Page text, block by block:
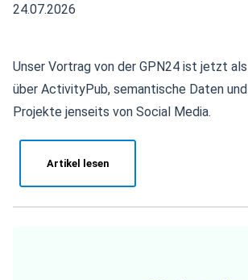
24.07.2026
Unser Vortrag von der GPN24 ist jetzt
über ActivityPub, semantische Daten
Projekte jenseits von Social Media.
Artikel lesen